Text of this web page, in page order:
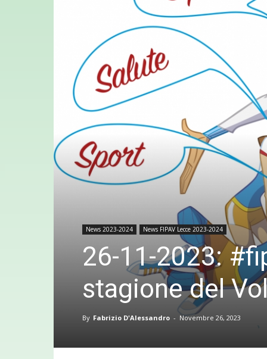
News 2023-2024 News FIPAV Lecce 2023-2024
26-11-2023:
stagione del
By Fabrizio D'Alessandro - Novembre 26, 2023